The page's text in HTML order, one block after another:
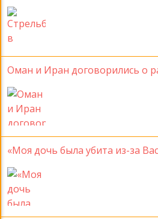
Оман и Иран договорились о
«Моя дочь была убита из-за